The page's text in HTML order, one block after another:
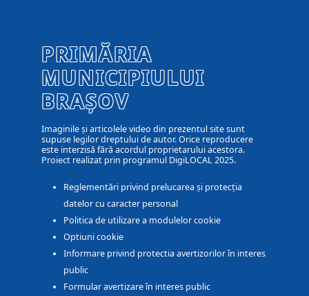
PRIMĂRIA
MUNICIPIULUI
BRAȘOV
Imaginile și articolele video din prezentul site sunt
supuse legilor dreptului de autor. Orice reproducere
este interzisă fără acordul proprietarului acestora.
Proiect realizat prin programul DigiLOCAL 2025.
Reglementări privind prelucarea și protecția
datelor cu caracter personal
Politica de utilizare a modulelor cookie
Optiuni cookie
Informare privind protectia avertizorilor în interes
public
Formular avertizare în interes public